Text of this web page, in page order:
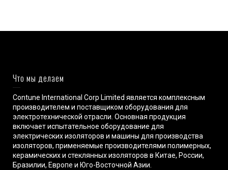
Что мы делаем
Contune International Corp Limited является комплексным
производителем и поставщиком оборудования для
электротехнической отрасли. Основная продукция
включает испытательное оборудование для
электрических изоляторов и машины для производства
изоляторов, применяемые производителями полимерных,
керамических и стеклянных изоляторов в Китае, России,
Бразилии, Европе и Юго-Восточной Азии.